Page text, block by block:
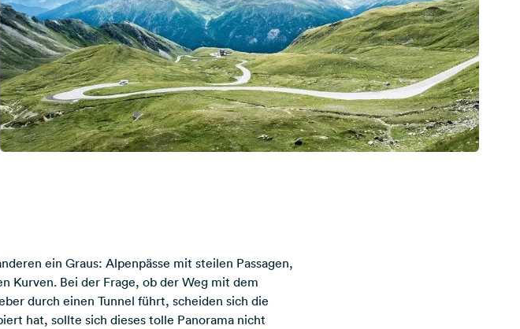
ein Graus: Alpenpässe mit steilen Passagen,
Kurven. Bei der Frage, ob der Weg mit dem
durch einen Tunnel führt, scheiden sich die
hat, sollte sich dieses tolle Panorama nicht